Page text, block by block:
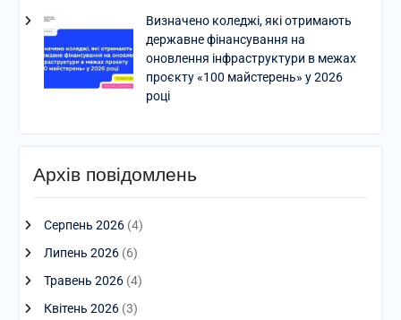
Визначено коледжі, які отримають
державне фінансування на
оновлення інфраструктури в межах
проєкту «100 майстерень» у 2026
році
Архів повідомлень
Серпень 2026(4)
Липень 2026(6)
Травень 2026(4)
Квітень 2026(3)